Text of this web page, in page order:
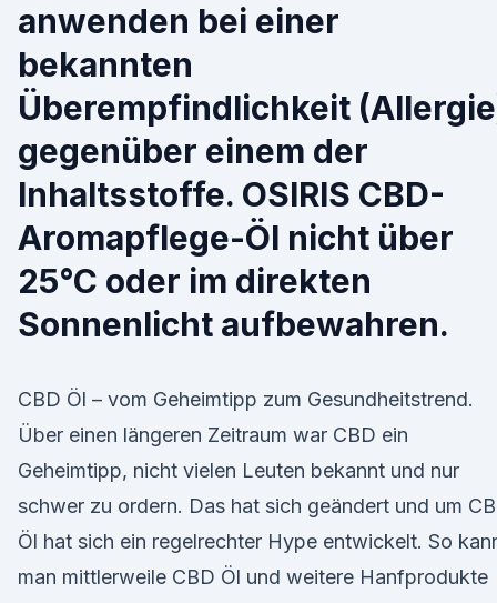
anwenden bei einer
bekannten
Überempfindlichkeit
gegenüber einem der
Inhaltsstoffe. OSIRIS CBD-
Aromapflege-Öl nicht über
25°C oder im direkten
Sonnenlicht aufbewahren.
CBD Öl – vom Geheimtipp zum Gesundheitstrend.
Über einen längeren Zeitraum war CBD ein
Geheimtipp, nicht vielen Leuten bekannt und nur
schwer zu ordern. Das hat sich geändert und um
Öl hat sich ein regelrechter Hype entwickelt. So
man mittlerweile CBD Öl und weitere Hanfprodukte